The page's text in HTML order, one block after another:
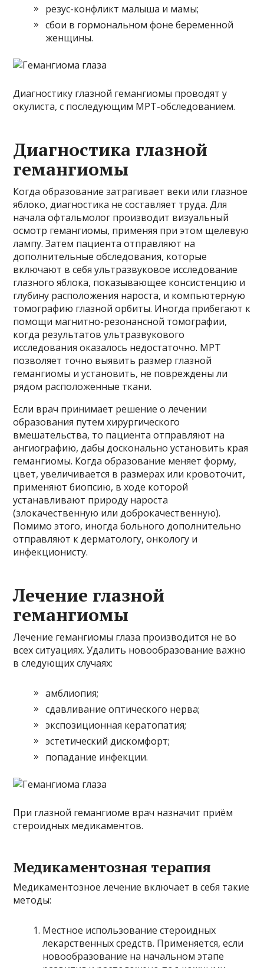
резус-конфликт малыша и мамы;
сбои в гормональном фоне беременной
женщины.
Диагностику глазной гемангиомы проводят у
окулиста, с последующим МРТ-обследованием.
Диагностика глазной
гемангиомы
Когда образование затрагивает веки или глазное
яблоко, диагностика не составляет труда. Для
начала офтальмолог производит визуальный
осмотр гемангиомы, применяя при этом щелевую
лампу. Затем пациента отправляют на
дополнительные обследования, которые
включают в себя ультразвуковое исследование
глазного яблока, показывающее консистенцию и
глубину расположения нароста, и компьютерную
томографию глазной орбиты. Иногда прибегают к
помощи магнитно-резонансной томографии,
когда результатов ультразвукового
исследования оказалось недостаточно. МРТ
позволяет точно выявить размер глазной
гемангиомы и установить, не повреждены ли
рядом расположенные ткани.
Если врач принимает решение о лечении
образования путем хирургического
вмешательства, то пациента отправляют на
ангиографию, дабы досконально установить края
гемангиомы. Когда образование меняет форму,
цвет, увеличивается в размерах или кровоточит,
применяют биопсию, в ходе которой
устанавливают природу нароста
(злокачественную или доброкачественную).
Помимо этого, иногда больного дополнительно
отправляют к дерматологу, онкологу и
инфекционисту.
Лечение глазной
гемангиомы
Лечение гемангиомы глаза производится не во
всех ситуациях. Удалить новообразование важно
в следующих случаях:
амблиопия;
сдавливание оптического нерва;
экспозиционная кератопатия;
эстетический дискомфорт;
попадание инфекции.
При глазной гемангиоме врач назначит приём
стероидных медикаментов.
Медикаментозная терапия
Медикаментозное лечение включает в себя такие
методы:
Местное использование стероидных
лекарственных средств. Применяется, если
новообразование на начальном этапе